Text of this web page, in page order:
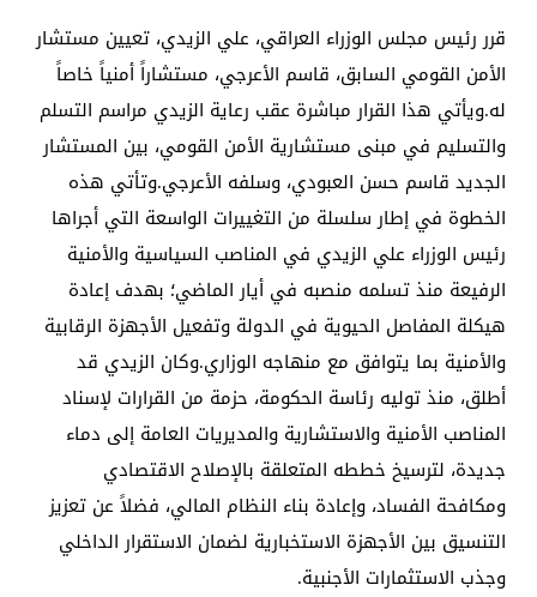
قرر رئيس مجلس الوزراء العراقي، علي الزيدي، تعيين مستشار
الأمن القومي السابق، قاسم الأعرجي، مستشاراً أمنياً خاصاً
له.ويأتي هذا القرار مباشرة عقب رعاية الزيدي مراسم التسلم
والتسليم في مبنى مستشارية الأمن القومي، بين المستشار
الجديد قاسم حسن العبودي، وسلفه الأعرجي.وتأتي هذه
الخطوة في إطار سلسلة من التغييرات الواسعة التي أجراها
رئيس الوزراء علي الزيدي في المناصب السياسية والأمنية
الرفيعة منذ تسلمه منصبه في أيار الماضي؛ بهدف إعادة
هيكلة المفاصل الحيوية في الدولة وتفعيل الأجهزة الرقابية
والأمنية بما يتوافق مع منهاجه الوزاري.وكان الزيدي قد
أطلق، منذ توليه رئاسة الحكومة، حزمة من القرارات لإسناد
المناصب الأمنية والاستشارية والمديريات العامة إلى دماء
جديدة، لترسيخ خططه المتعلقة بالإصلاح الاقتصادي
ومكافحة الفساد، وإعادة بناء النظام المالي، فضلاً عن تعزيز
التنسيق بين الأجهزة الاستخبارية لضمان الاستقرار الداخلي
وجذب الاستثمارات الأجنبية.